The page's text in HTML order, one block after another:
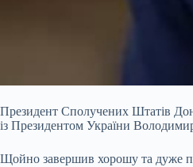
Президент Сполучених Штатів
із Президентом України
Щойно завершив хорошу та дуже